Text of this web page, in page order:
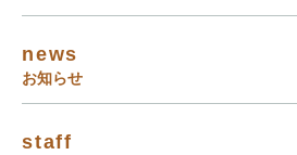
news
お知らせ
staff